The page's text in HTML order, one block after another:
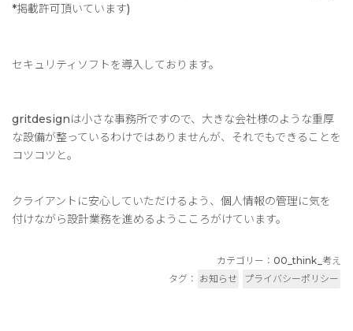
*掲載許可頂いています)
セキュリティソフトを導入しております。
gritdesignは小さな事務所ですので、大きな会社様のような重厚
な設備が整っているわけではありませんが、それでもできることを
コツコツと。
クライアントに安心していただけるよう、個人情報の管理に気を
付けながら設計業務を進めるようこころがけています。
カテゴリー： 00_think_考え
タグ： お知らせ プライバシーポリシー